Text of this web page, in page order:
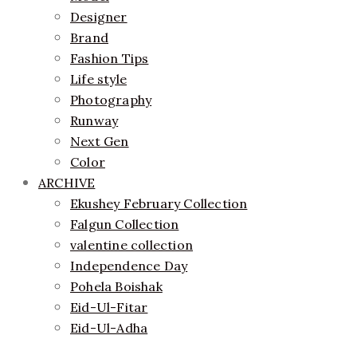
Designer
Brand
Fashion Tips
Life style
Photography
Runway
Next Gen
Color
ARCHIVE
Ekushey February Collection
Falgun Collection
valentine collection
Independence Day
Pohela Boishak
Eid-Ul-Fitar
Eid-Ul-Adha